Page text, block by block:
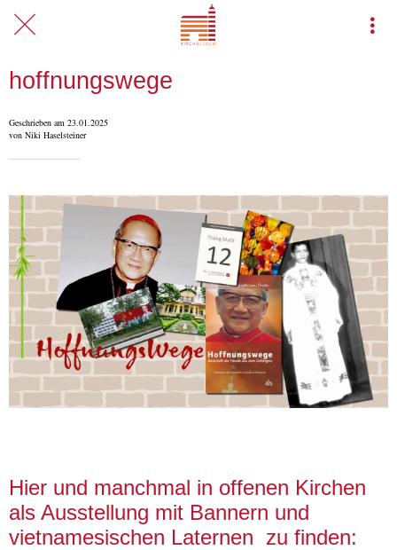
hoffnungswege
Geschrieben am 23.01.2025
von Niki Haselsteiner
Hier und manchmal in offenen Kirchen
als Ausstellung mit Bannern und
vietnamesischen Laternen zu finden: